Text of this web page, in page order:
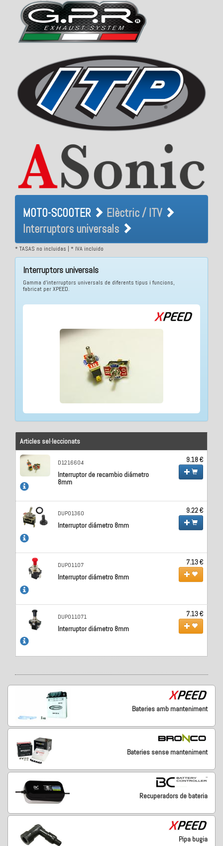
MOTO-SCOOTER Elèctric /
ITV Interruptors universals
MOTO-SCOOTER
Elèctric / ITV
Interruptors universals
* TASAS no incluidas | * IVA incluido
Interruptors universals
Gamma d'interruptors universals de diferents tipus i funcions,
fabricat per XPEED.
Articles sel·leccionats
D1216604
Interruptor de recambio diámetro
8mm
9.18 €
DUP01360
Interruptor diámetro 8mm
9.22 €
DUP01107
Interruptor diámetro 8mm
7.13 €
DUP011071
Interruptor diámetro 8mm
7.13 €
Bateries amb manteniment
Bateries sense manteniment
Recuperadors de bateria
Pipa bugia